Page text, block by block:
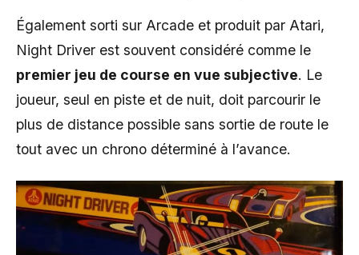
Également sorti sur Arcade et produit par Atari,
Night Driver est souvent considéré comme le
premier jeu de course en vue subjective. Le
joueur, seul en piste et de nuit, doit parcourir le
plus de distance possible sans sortie de route le
tout avec un chrono déterminé à l’avance.